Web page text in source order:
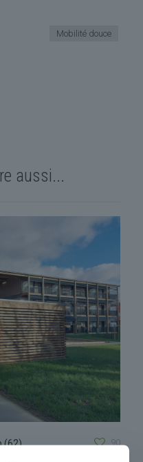
Mobilité douce
aussi...
(62) 90